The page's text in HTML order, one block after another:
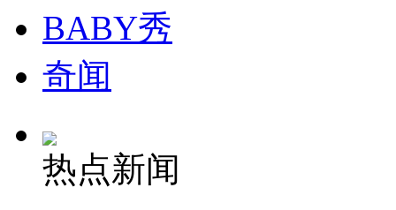
外交部：反对强权政治霸凌主义
外交部：有关国家言论片面不公正
安徽一实载49人客车翻车
BABY秀
奇闻
热点新闻